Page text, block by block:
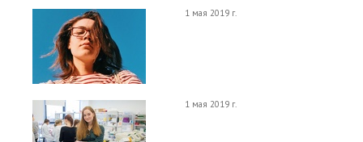
1 мая 2019 г.
1 мая 2019 г.